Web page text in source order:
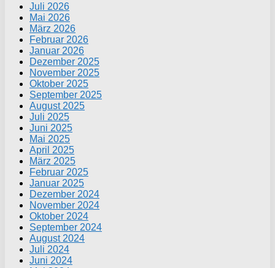
Juli 2026
Mai 2026
März 2026
Februar 2026
Januar 2026
Dezember 2025
November 2025
Oktober 2025
September 2025
August 2025
Juli 2025
Juni 2025
Mai 2025
April 2025
März 2025
Februar 2025
Januar 2025
Dezember 2024
November 2024
Oktober 2024
September 2024
August 2024
Juli 2024
Juni 2024